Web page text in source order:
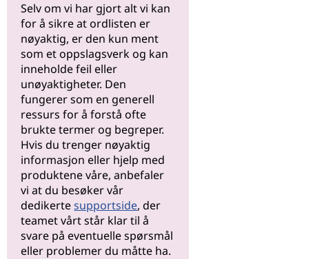
Selv om vi har gjort alt vi kan
for å sikre at ordlisten er
nøyaktig, er den kun ment
som et oppslagsverk og kan
inneholde feil eller
unøyaktigheter. Den
fungerer som en generell
ressurs for å forstå ofte
brukte termer og begreper.
Hvis du trenger nøyaktig
informasjon eller hjelp med
produktene våre, anbefaler
vi at du besøker vår
dedikertesupportside, der
teamet vårt står klar til å
svare på eventuelle spørsmål
eller problemer du måtte ha.